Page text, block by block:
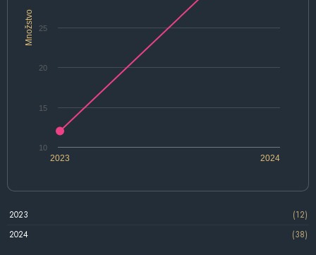
Množstvo
2023 2024
10
15
20
25
2023
(12)
2024
(38)